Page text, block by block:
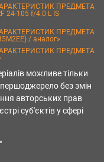
ПРЕДМЕТА
24-105 f/4.0 L IS
ПРЕДМЕТА
/ аналог»
ПРЕДМЕТА
можливе тільки
без змін
авторських прав
суб'єктів у сфері